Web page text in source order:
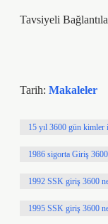
Tavsiyeli
Tarih: Makaleler
15 yıl 3600 gün kimler
1986 sigorta Giriş
1992 SSK giriş 3600
1995 SSK giriş 3600